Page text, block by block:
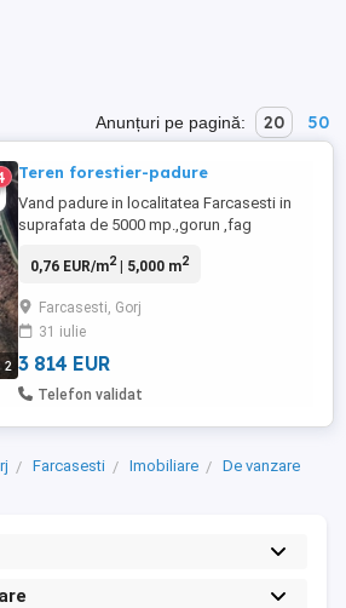
Anunțuri pe pagină: 20 50
2
Teren forestier-padure
Vand padure in localitatea Farcasesti in
suprafata de 5000 mp.,gorun ,fag
negociabil 25000 lei.Terenul forestier se
distanta de 100-150 m de drumul betonat
ce ajunge la sediul Pinoasa , fiind usor de
exploatat .Telefon ...
0,76 EUR/m2| 5,000 m2
Farcasesti, Gorj
31 iulie
3 814 EUR
Telefon validat
Farcasesti Imobiliare
De vanzare